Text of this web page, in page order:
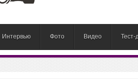
Интервью Фото Видео Тест-